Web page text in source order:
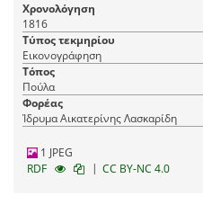
Χρονολόγηση
1816
Τύπος τεκμηρίου
Εικονογράφηση
Τόπος
Πούλα
Φορέας
Ίδρυμα Αικατερίνης Λασκαρίδη
1 JPEG
RDF
| CC BY-NC 4.0